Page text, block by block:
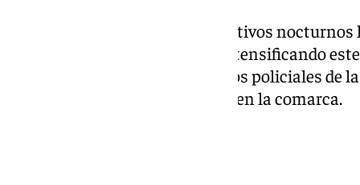
La medida de redoblar los operativos
el municipio se quiere seguir intensificando
en colaboración con los efectivos policiales de
Seguridad del Estado que están en la comarca.